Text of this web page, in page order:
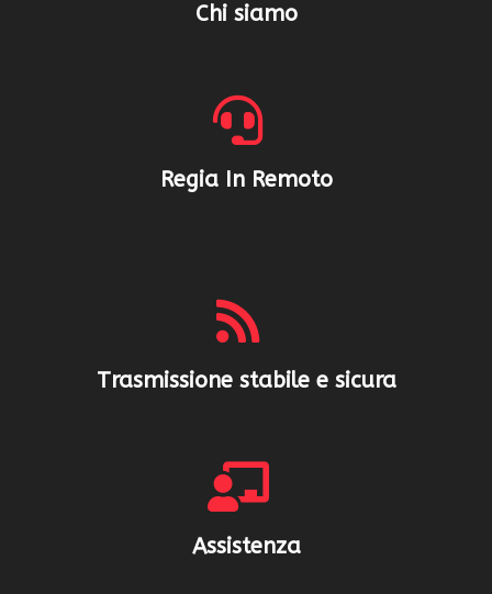
Chi siamo
Regia In Remoto
Trasmissione stabile e sicura
Assistenza